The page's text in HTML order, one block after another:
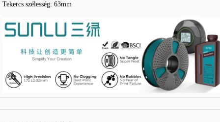
Tekercs szélesség: 63mm